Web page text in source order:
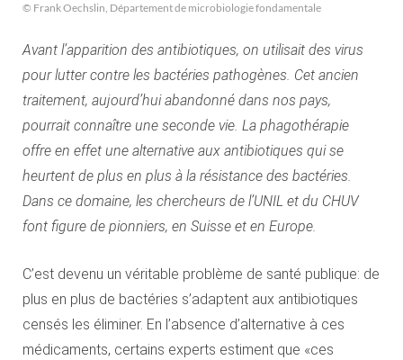
© Frank Oechslin, Département de microbiologie fondamentale
Avant l’apparition des antibiotiques, on utilisait des virus
pour lutter contre les bactéries pathogènes. Cet ancien
traitement, aujourd’hui abandonné dans nos pays,
pourrait connaître une seconde vie. La phagothérapie
offre en effet une alternative aux antibiotiques qui se
heurtent de plus en plus à la résistance des bactéries.
Dans ce domaine, les chercheurs de l’UNIL et du CHUV
font figure de pionniers, en Suisse et en Europe.
C’est devenu un véritable problème de santé publique: de
plus en plus de bactéries s’adaptent aux antibiotiques
censés les éliminer. En l’absence d’alternative à ces
médicaments, certains experts estiment que «ces